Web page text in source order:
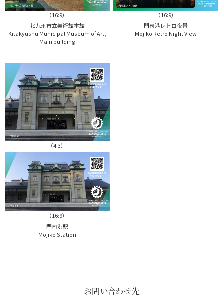
（16:9）
北九州市立美術館本館
Kitakyushu Municipal Museum of Art,
Main building
（16:9）
門司港レトロ夜景
Mojiko Retro Night View
（4:3）
（16:9）
門司港駅
Mojiko Station
お問い合わせ先